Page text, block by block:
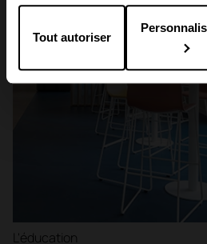
Tout autoriser
L'éducation